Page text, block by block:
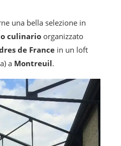
una bella selezione in
culinario organizzato
de France in un loft
a Montreuil.